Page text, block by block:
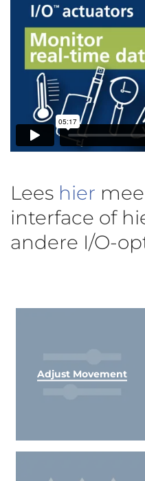
Lees hier
interface of
andere I/O-
Adjust Movement